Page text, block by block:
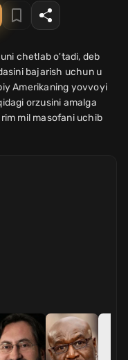
chetlab o'tadi, deb
bajarish uchun u
Amerikaning yovvoyi
orzusini amalga
mil masofani uchib